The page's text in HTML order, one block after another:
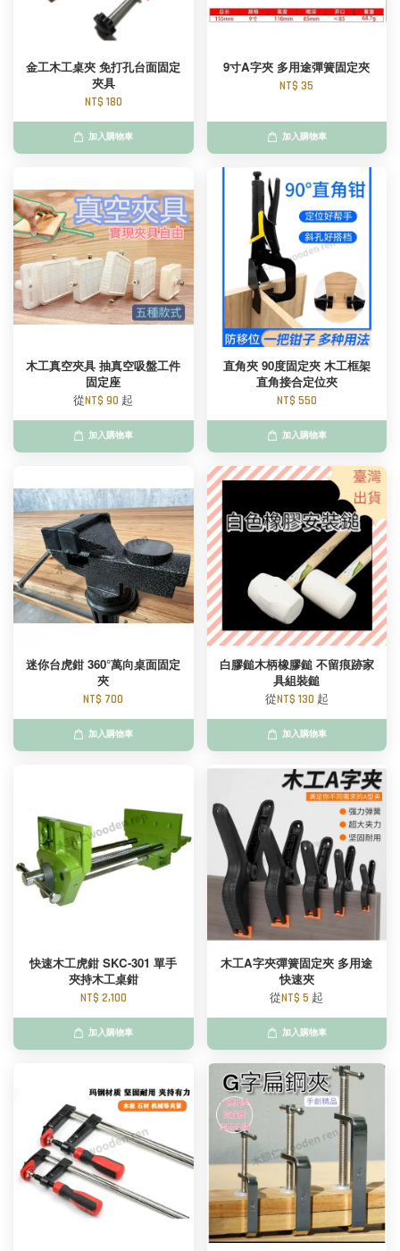
金工木工桌夾 免打孔台面固定
夾具
NT$ 180
加入購物車
9寸A字夾 多用途彈簧固定夾
NT$ 35
加入購物車
木工真空夾具 抽真空吸盤工件
固定座
從NT$ 90 起
加入購物車
直角夾 90度固定夾 木工框架
直角接合定位夾
NT$ 550
加入購物車
迷你台虎鉗 360°萬向桌面固定
夾
NT$ 700
加入購物車
白膠鎚木柄橡膠鎚 不留痕跡家
具組裝鎚
從NT$ 130 起
加入購物車
快速木工虎鉗 SKC-301 單手
夾持木工桌鉗
NT$ 2,100
加入購物車
木工A字夾彈簧固定夾 多用途
快速夾
從NT$ 5 起
加入購物車